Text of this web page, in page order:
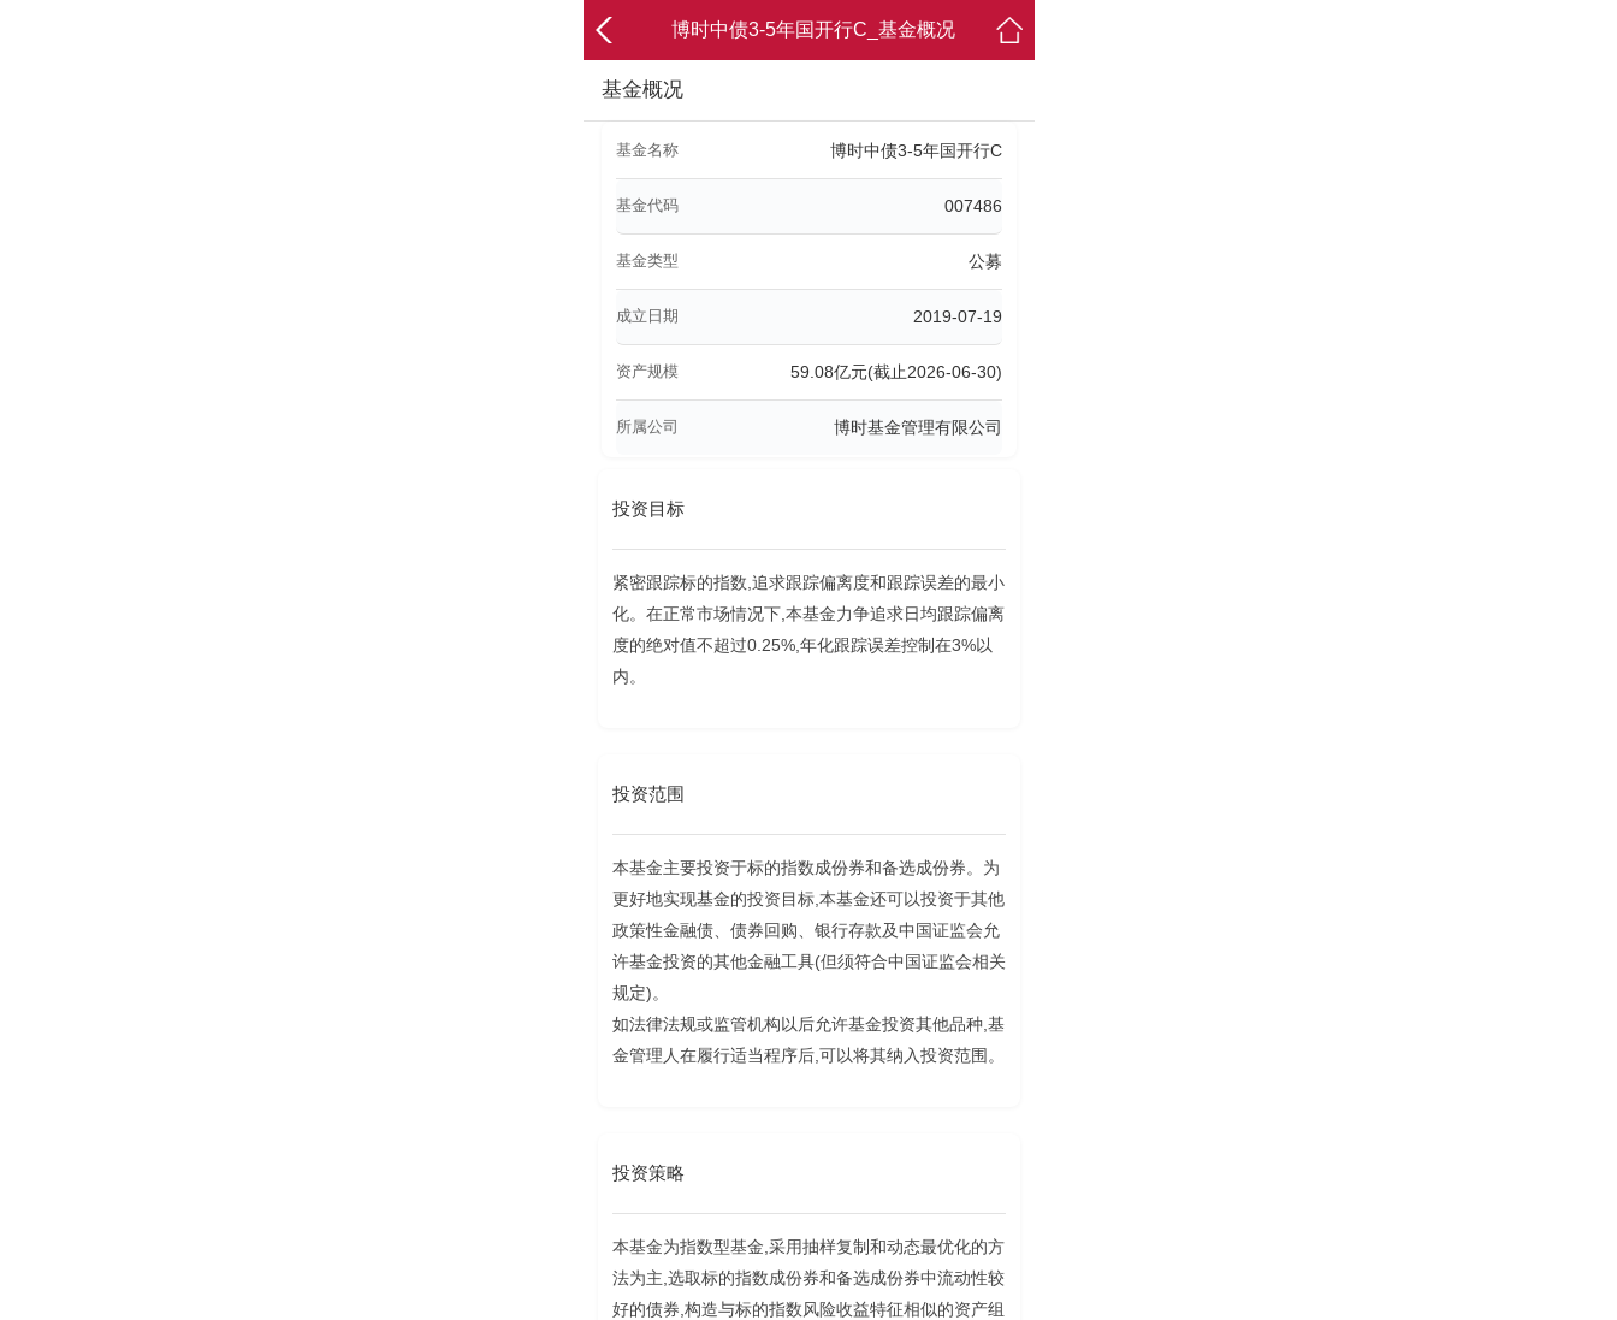
博时中债3-5年国开行C_基金概况
基金概况
基金名称 博时中债3-5年国开行C
基金代码 007486
基金类型 公募
成立日期 2019-07-19
资产规模 59.08亿元(截止2026-06-30)
所属公司 博时基金管理有限公司
投资目标
紧密跟踪标的指数,追求跟踪偏离度和跟踪误差的最小
化。在正常市场情况下,本基金力争追求日均跟踪偏离
度的绝对值不超过0.25%,年化跟踪误差控制在3%以
内。
投资范围
本基金主要投资于标的指数成份券和备选成份券。为
更好地实现基金的投资目标,本基金还可以投资于其他
政策性金融债、债券回购、银行存款及中国证监会允
许基金投资的其他金融工具(但须符合中国证监会相关
规定)。
如法律法规或监管机构以后允许基金投资其他品种,基
金管理人在履行适当程序后,可以将其纳入投资范围。
投资策略
本基金为指数型基金,采用抽样复制和动态最优化的方
法为主,选取标的指数成份券和备选成份券中流动性较
好的债券,构造与标的指数风险收益特征相似的资产组